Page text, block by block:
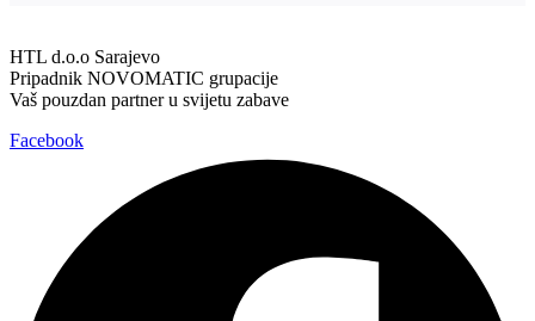
HTL d.o.o Sarajevo
Pripadnik NOVOMATIC grupacije
Vaš pouzdan partner u svijetu zabave
Facebook